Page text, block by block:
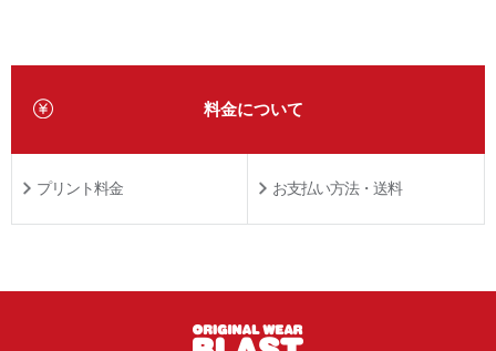
料金について
プリント料金 お支払い方法・送料